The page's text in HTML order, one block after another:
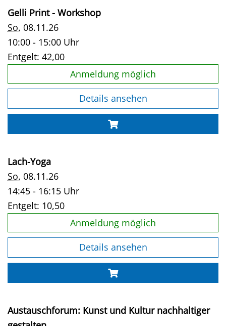
Gelli Print - Workshop
So. 08.11.26
10:00 - 15:00 Uhr
Entgelt: 42,00
Anmeldung möglich
Details ansehen
Lach-Yoga
So. 08.11.26
14:45 - 16:15 Uhr
Entgelt: 10,50
Anmeldung möglich
Details ansehen
Austauschforum: Kunst und Kultur nachhaltiger